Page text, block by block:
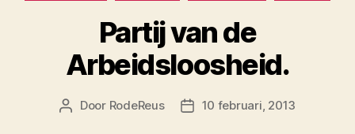
Partij van de
Arbeidsloosheid.
Berichtauteur
Door RodeReus Berichtdatum
10 februari, 2013